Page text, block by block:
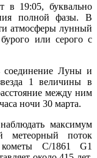
в 19:05, буквально
полной фазы. В
атмосферы лунный
или серого с
соединение Луны и
1 величины в
между ним
ночи 30 марта.
максимум
метеорный поток
кометы C/1861 G1